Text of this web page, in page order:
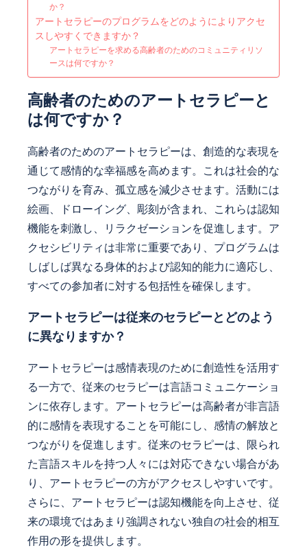
か？
アートセラピーのプログラムをどのようによりアクセ
スしやすくできますか？
アートセラピーを求める高齢者のためのコミュニティリソ
ースは何ですか？
高齢者のためのアートセラピーと
は何ですか？
高齢者のためのアートセラピーは、創造的な表現を
通じて感情的な幸福感を高めます。これは社会的な
つながりを育み、孤立感を減少させます。活動には
絵画、ドローイング、彫刻が含まれ、これらは認知
機能を刺激し、リラクゼーションを促進します。ア
クセシビリティは非常に重要であり、プログラムは
しばしば異なる身体的および認知的能力に適応し、
すべての参加者に対する包括性を確保します。
アートセラピーは従来のセラピーとどのよう
に異なりますか？
アートセラピーは感情表現のために創造性を活用す
る一方で、従来のセラピーは言語コミュニケーショ
ンに依存します。アートセラピーは高齢者が非言語
的に感情を表現することを可能にし、感情の解放と
つながりを促進します。従来のセラピーは、限られ
た言語スキルを持つ人々には対応できない場合があ
り、アートセラピーの方がアクセスしやすいです。
さらに、アートセラピーは認知機能を向上させ、従
来の環境ではあまり強調されない独自の社会的相互
作用の形を提供します。